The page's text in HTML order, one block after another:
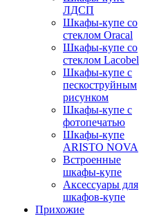
ЛДСП
Шкафы-купе со
стеклом Oracal
Шкафы-купе со
стеклом Lacobel
Шкафы-купе с
пескоструйным
рисунком
Шкафы-купе с
фотопечатью
Шкафы-купе
ARISTO NOVA
Встроенные
шкафы-купе
Аксессуары для
шкафов-купе
Прихожие